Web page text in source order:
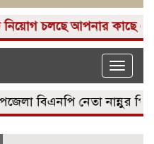
চলছে আপনার কাছে একটি
Toggle
বিএনপি নেতা নান্নুর পিতার